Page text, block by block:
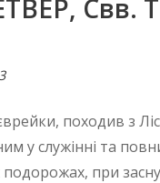
Свв.
В
д
A
n
походив з
у служінні та
подорожах, при